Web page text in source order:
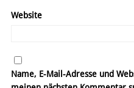
Website
Name, E-Mail-Adresse und